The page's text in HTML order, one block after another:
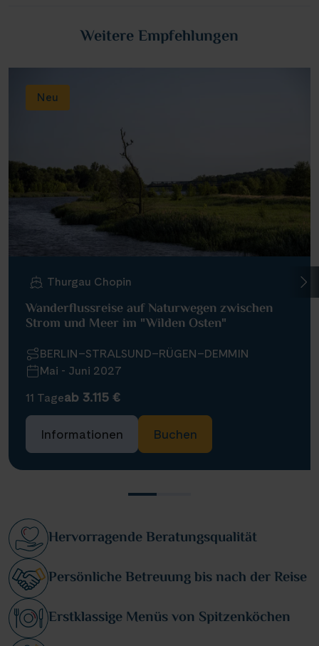
Weitere Empfehlungen
Neu
Thurgau Chopin
Wanderflussreise auf Naturwegen zwischen
Strom und Meer im "Wilden Osten"
BERLIN–STRALSUND–RÜGEN–DEMMIN
Mai - Juni 2027
11 Tageab 3.115 €
Informationen Buchen
Hervorragende Beratungsqualität
Persönliche Betreuung bis nach der Reise
Erstklassige Menüs von Spitzenköchen